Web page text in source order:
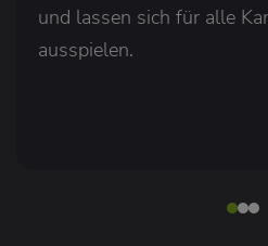
und lassen sich für alle
ausspielen.